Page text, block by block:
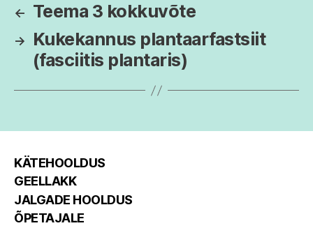
← Teema 3 kokkuvõte
→
Kukekannus plantaarfastsiit
(fasciitis plantaris)
KÄTEHOOLDUS
GEELLAKK
JALGADE HOOLDUS
ÕPETAJALE